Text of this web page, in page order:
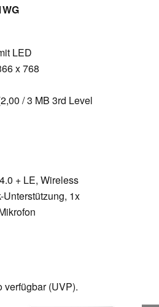
LED
x 768
/ 3 MB 3rd Level
+ LE, Wireless
1x
(UVP).